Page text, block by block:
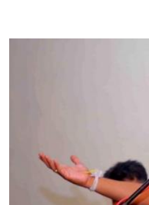
அதிகரித்த
து - சஜித்